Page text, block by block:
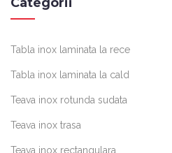
Tabla inox laminata la rece
Tabla inox laminata la cald
Teava inox rotunda sudata
Teava inox trasa
Teava inox rectangulara